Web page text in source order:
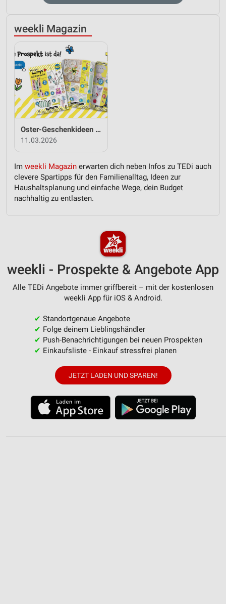
weekli Magazin
Oster-Geschenkideen von TEDi
11.03.2026
Im weekli Magazin erwarten dich neben Infos zu TEDi auch
clevere Spartipps für den Familienalltag, Ideen zur
Haushaltsplanung und einfache Wege, dein Budget
nachhaltig zu entlasten.
weekli - Prospekte & Angebote App
Alle TEDi Angebote immer griffbereit – mit der kostenlosen
weekli App für iOS & Android.
✔ Standortgenaue Angebote
✔ Folge deinem Lieblingshändler
✔ Push-Benachrichtigungen bei neuen Prospekten
✔ Einkaufsliste - Einkauf stressfrei planen
JETZT LADEN UND SPAREN!